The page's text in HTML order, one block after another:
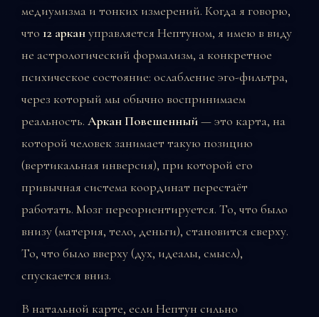
медиумизма и тонких измерений. Когда я говорю,
что 12 аркануправляется Нептуном, я имею в виду
не астрологический формализм, а конкретное
психическое состояние: ослабление эго-фильтра,
через который мы обычно воспринимаем
реальность. Аркан Повешенный— это карта, на
которой человек занимает такую позицию
(вертикальная инверсия), при которой его
привычная система координат перестаёт
работать. Мозг переориентируется. То, что было
внизу (материя, тело, деньги), становится сверху.
То, что было вверху (дух, идеалы, смысл),
спускается вниз.
В натальной карте, если Нептун сильно